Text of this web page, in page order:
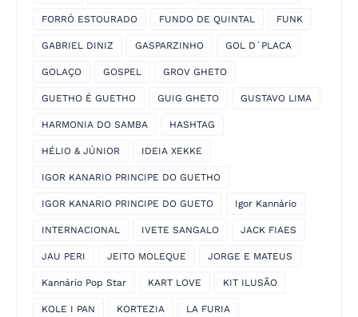
FORRÓ ESTOURADO FUNDO DE QUINTAL FUNK
GABRIEL DINIZ GASPARZINHO GOL D´PLACA
GOLAÇO GOSPEL GROV GHETO
GUETHO É GUETHO GUIG GHETO GUSTAVO LIMA
HARMONIA DO SAMBA HASHTAG
HÉLIO & JÚNIOR IDEIA XEKKE
IGOR KANARIO PRINCIPE DO GUETHO
IGOR KANARIO PRINCIPE DO GUETO Igor Kannário
INTERNACIONAL IVETE SANGALO JACK FIAES
JAU PERI JEITO MOLEQUE JORGE E MATEUS
Kannário Pop Star KART LOVE KIT ILUSÃO
KOLE I PAN KORTEZIA LA FURIA